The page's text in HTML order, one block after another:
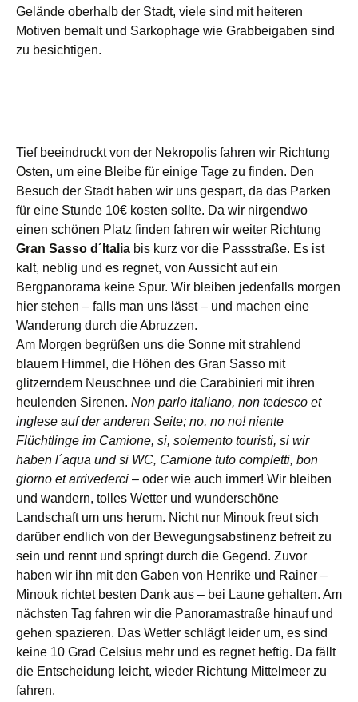
Gelände oberhalb der Stadt, viele sind mit heiteren
Motiven bemalt und Sarkophage wie Grabbeigaben sind
zu besichtigen.
Tief beeindruckt von der Nekropolis fahren wir Richtung
Osten, um eine Bleibe für einige Tage zu finden. Den
Besuch der Stadt haben wir uns gespart, da das Parken
für eine Stunde 10€ kosten sollte. Da wir nirgendwo
einen schönen Platz finden fahren wir weiter Richtung
Gran Sasso d´Italia bis kurz vor die Passstraße. Es ist
kalt, neblig und es regnet, von Aussicht auf ein
Bergpanorama keine Spur. Wir bleiben jedenfalls morgen
hier stehen – falls man uns lässt – und machen eine
Wanderung durch die Abruzzen.
Am Morgen begrüßen uns die Sonne mit strahlend
blauem Himmel, die Höhen des Gran Sasso mit
glitzerndem Neuschnee und die Carabinieri mit ihren
heulenden Sirenen. Non parlo italiano, non tedesco et
inglese auf der anderen Seite; no, no no! niente
Flüchtlinge im Camione, si, solemento touristi, si wir
haben l´aqua und si WC, Camione tuto completti, bon
giorno et arrivederci – oder wie auch immer! Wir bleiben
und wandern, tolles Wetter und wunderschöne
Landschaft um uns herum. Nicht nur Minouk freut sich
darüber endlich von der Bewegungsabstinenz befreit zu
sein und rennt und springt durch die Gegend. Zuvor
haben wir ihn mit den Gaben von Henrike und Rainer –
Minouk richtet besten Dank aus – bei Laune gehalten. Am
nächsten Tag fahren wir die Panoramastraße hinauf und
gehen spazieren. Das Wetter schlägt leider um, es sind
keine 10 Grad Celsius mehr und es regnet heftig. Da fällt
die Entscheidung leicht, wieder Richtung Mittelmeer zu
fahren.